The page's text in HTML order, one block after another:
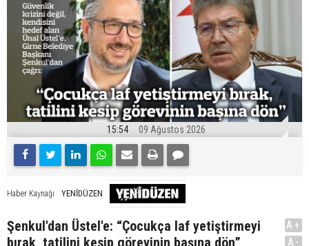
15:54 09 Ağustos 2026
Haber Kaynağı YENİDÜZEN
Şenkul'dan Üstel'e: “Çocukça laf yetiştirmeyi
bırak, tatilini kesip görevinin başına dön”
A+
A-